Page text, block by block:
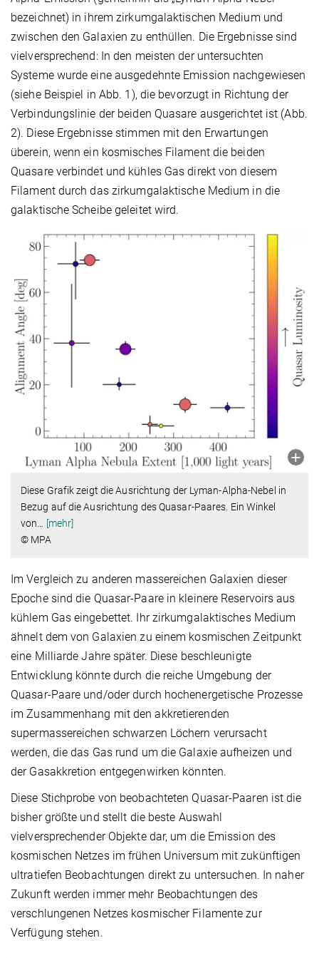
bezeichnet) in ihrem zirkumgalaktischen Medium und
zwischen den Galaxien zu enthüllen. Die Ergebnisse sind
vielversprechend: In den meisten der untersuchten
Systeme wurde eine ausgedehnte Emission nachgewiesen
(siehe Beispiel in Abb. 1), die bevorzugt in Richtung der
Verbindungslinie der beiden Quasare ausgerichtet ist (Abb.
2). Diese Ergebnisse stimmen mit den Erwartungen
überein, wenn ein kosmisches Filament die beiden
Quasare verbindet und kühles Gas direkt von diesem
Filament durch das zirkumgalaktische Medium in die
galaktische Scheibe geleitet wird.
Diese Grafik zeigt die Ausrichtung der Lyman-Alpha-Nebel in
Bezug auf die Ausrichtung des Quasar-Paares. Ein Winkel
von
[mehr]
© MPA
Im Vergleich zu anderen massereichen Galaxien dieser
Epoche sind die Quasar-Paare in kleinere Reservoirs aus
kühlem Gas eingebettet. Ihr zirkumgalaktisches Medium
ähnelt dem von Galaxien zu einem kosmischen Zeitpunkt
eine Milliarde Jahre später. Diese beschleunigte
Entwicklung könnte durch die reiche Umgebung der
Quasar-Paare und/oder durch hochenergetische Prozesse
im Zusammenhang mit den akkretierenden
supermassereichen schwarzen Löchern verursacht
werden, die das Gas rund um die Galaxie aufheizen und
der Gasakkretion entgegenwirken könnten.
Diese Stichprobe von beobachteten Quasar-Paaren ist die
bisher größte und stellt die beste Auswahl
vielversprechender Objekte dar, um die Emission des
kosmischen Netzes im frühen Universum mit zukünftigen
ultratiefen Beobachtungen direkt zu untersuchen. In naher
Zukunft werden immer mehr Beobachtungen des
verschlungenen Netzes kosmischer Filamente zur
Verfügung stehen.